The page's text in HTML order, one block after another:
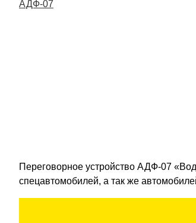
АДФ-07
Переговорное устройство АДФ-07
спецавтомобилей, а так же